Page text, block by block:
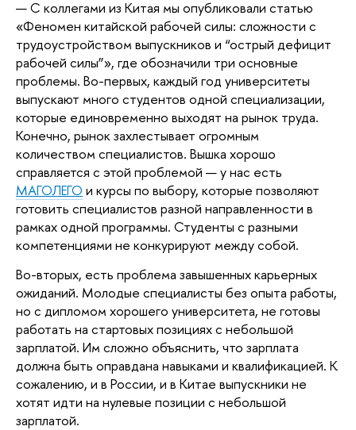
— С коллегами из Китая мы опубликовали статью
«Феномен китайской рабочей силы: сложности с
трудоустройством выпускников и “острый дефицит
рабочей силы”», где обозначили три основные
проблемы. Во-первых, каждый год университеты
выпускают много студентов одной специализации,
которые единовременно выходят на рынок труда.
Конечно, рынок захлестывает огромным
количеством специалистов. Вышка хорошо
МАГОЛЕГО и курсы по выбору, которые позволяют
готовить специалистов разной направленности в
рамках одной программы. Студенты с разными
компетенциями не конкурируют между собой.
Во-вторых, есть проблема завышенных карьерных
ожиданий. Молодые специалисты без опыта работы,
но с дипломом хорошего университета, не готовы
работать на стартовых позициях с небольшой
зарплатой. Им сложно объяснить, что зарплата
должна быть оправдана навыками и квалификацией. К
сожалению, и в России, и в Китае выпускники не
хотят идти на нулевые позиции с небольшой
зарплатой.